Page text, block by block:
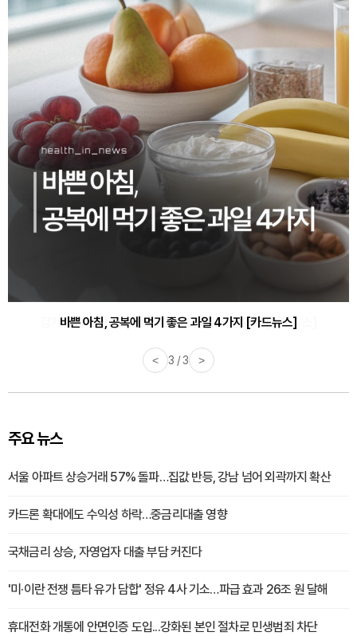
바쁜 아침, 공복에 먹기 좋은 과일 4가지 [카드뉴스]
< 1 / 3 >
주요 뉴스
서울 아파트 상승거래 57% 돌파…집값 반등, 강남 넘어 외곽까지 확산
카드론 확대에도 수익성 하락…중금리대출 영향
국채금리 상승, 자영업자 대출 부담 커진다
'미·이란 전쟁 틈타 유가 담합' 정유 4사 기소…파급 효과 26조 원 달해
휴대전화 개통에 안면인증 도입...강화된 본인 절차로 민생범죄 차단